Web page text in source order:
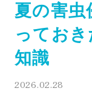
夏の害虫
ってお
知識
2026.02.28